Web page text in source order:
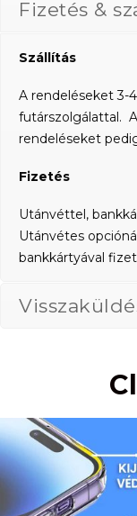
Fizetés &
Szállítás
A rendeléseket 3-
futárszolgálattal.
rendeléseket
Fizetés
Utánvéttel,
Utánvétes
bankkártyával